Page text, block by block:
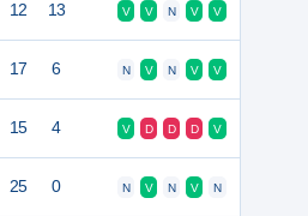
12 13 V V N V V
17 6 N V N V V
15 4 V D D D V
25 0 N V N V N